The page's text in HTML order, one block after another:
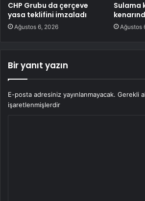
CHP Grubu da çerçeve
yasa teklifini imzaladı
Ağustos 6, 2026
Sulama
Ağustos
Bir yanıt yazın
E-posta adresiniz yayınlanmayacak. Gerekli
işaretlenmişlerdir